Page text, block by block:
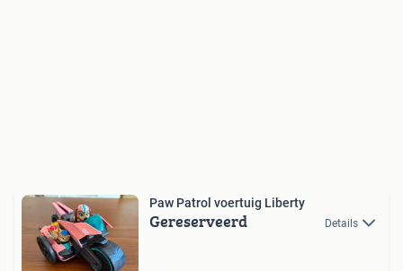
Paw Patrol voertuig Liberty
Gereserveerd Details